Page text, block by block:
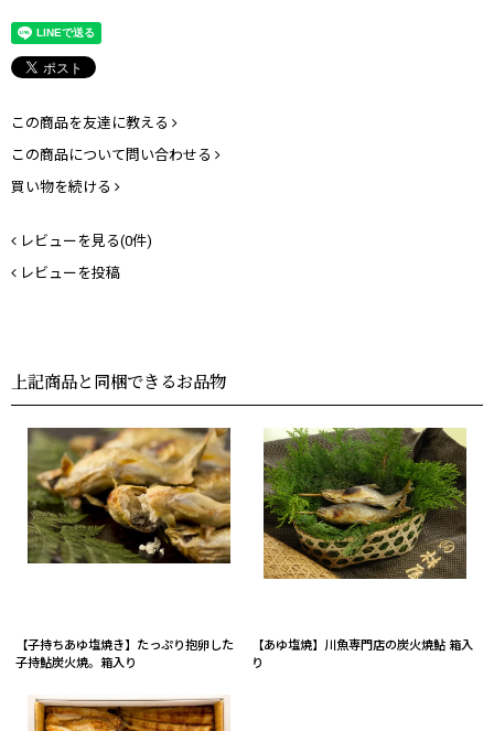
この商品を友達に教える
この商品について問い合わせる
買い物を続ける
レビューを見る(0件)
レビューを投稿
上記商品と同梱できるお品物
【子持ちあゆ塩焼き】たっぷり抱卵した
子持鮎炭火焼。箱入り
【あゆ塩焼】川魚専門店の炭火焼鮎 箱入
り